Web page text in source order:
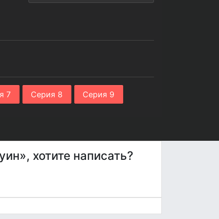
7 Серия 8 Серия 9
хотите написать?